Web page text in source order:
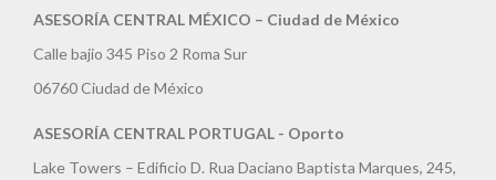
ASESORÍA CENTRAL MÉXICO – Ciudad de México
Calle bajio 345 Piso 2 Roma Sur
06760 Ciudad de México
ASESORÍA CENTRAL PORTUGAL - Oporto
Lake Towers – Edificio D. Rua Daciano Baptista Marques, 245,